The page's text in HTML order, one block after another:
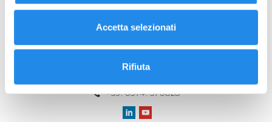
Accetta selezionati
Rifiuta
26010 Fiesco (CR) - Italy
+39. 0374. 370828